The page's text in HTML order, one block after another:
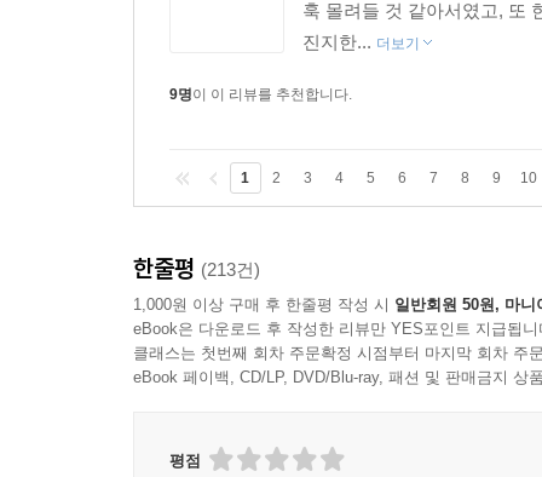
훅 몰려들 것 같아서였고, 또
진지한... 더보기
9명이 이 리뷰를 추천합니다.
1 2 3 4 5 6 7 8 9 10
한줄평 (213건)
1,000원 이상 구매 후 한줄평 작성 시 일반회원 50원, 마니
eBook은 다운로드 후 작성한 리뷰만 YES포인트 지급됩니
클래스는 첫번째 회차 주문확정 시점부터 마지막 회차 주
eBook 페이백, CD/LP, DVD/Blu-ray, 패션 및 판매금지 상
평점